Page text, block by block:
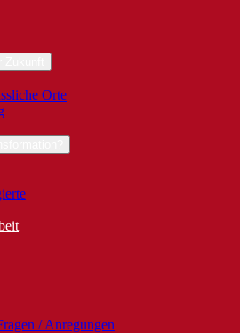
Orte
/ Anregungen